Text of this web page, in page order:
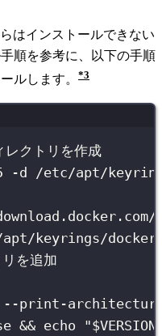
はインストールできない
順を参考に、以下の手順
ルします。
3
レクトリを作成
-d
/etc/apt/
keyrings/
を追加
--print-
&& echo "